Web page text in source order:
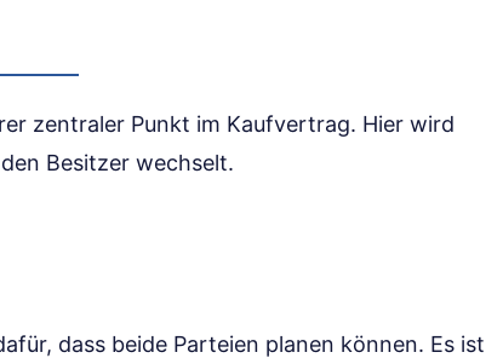
zentraler Punkt im Kaufvertrag. Hier wird
Besitzer wechselt.
dass beide Parteien planen können. Es ist